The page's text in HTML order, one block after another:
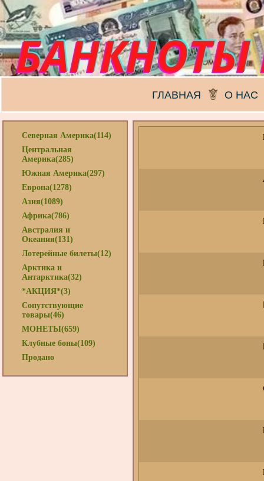
ГЛАВНАЯ О НАС
Северная Америка(114)
Центральная
Америка(285)
Южная Америка(297)
Европа(1278)
Азия(1089)
Африка(786)
Австралия и
Океания(131)
Лотерейные билеты(12)
Арктика и
Антарктика(32)
*АКЦИЯ*(3)
Сопутствующие
товары(46)
МОНЕТЫ(659)
Клубные боны(109)
Продано